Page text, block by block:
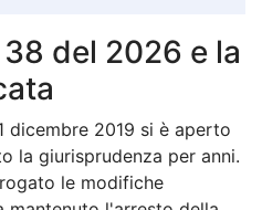
del 2026 e la
dicembre 2019 si è aperto
la giurisprudenza per anni.
le modifiche